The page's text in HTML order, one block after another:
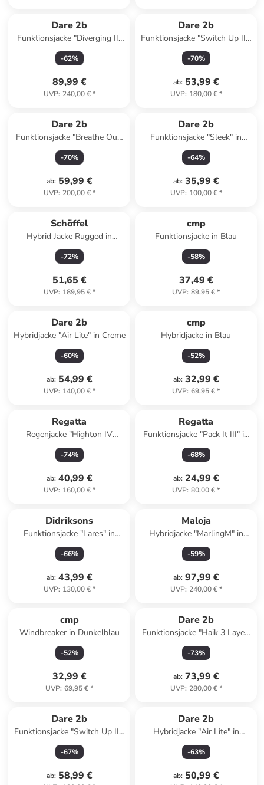
Dare 2b
Funktionsjacke "Diverging II"
in Dunkelblau/ Hellblau
-62%
89,99 €
UVP: 240,00 €*
Dare 2b
Funktionsjacke "Switch Up III"
in Dunkelblau
-70%
ab: 53,99 €
UVP: 180,00 €*
Dare 2b
Funktionsjacke "Breathe Out"
in Blaugrau
-70%
ab: 59,99 €
UVP: 200,00 €*
Dare 2b
Funktionsjacke "Sleek" in
Creme
-64%
ab: 35,99 €
UVP: 100,00 €*
Schöffel
Hybrid Jacke Rugged in
tuerkis
-72%
51,65 €
UVP: 189,95 €*
cmp
Funktionsjacke in Blau
-58%
37,49 €
UVP: 89,95 €*
Dare 2b
Hybridjacke "Air Lite" in Creme
-60%
ab: 54,99 €
UVP: 140,00 €*
cmp
Hybridjacke in Blau
-52%
ab: 32,99 €
UVP: 69,95 €*
Regatta
Regenjacke "Highton IV
Stretch" in Grau
-74%
ab: 40,99 €
UVP: 160,00 €*
Regatta
Funktionsjacke "Pack It III" in
Grün
-68%
ab: 24,99 €
UVP: 80,00 €*
Didriksons
Funktionsjacke "Lares" in
Schwarz
-66%
ab: 43,99 €
UVP: 130,00 €*
Maloja
Hybridjacke "MarlingM" in
Braun/ Schwarz/ Pink
-59%
ab: 97,99 €
UVP: 240,00 €*
cmp
Windbreaker in Dunkelblau
-52%
32,99 €
UVP: 69,95 €*
Dare 2b
Funktionsjacke "Haik 3 Layer"
in Dunkelblau
-73%
ab: 73,99 €
UVP: 280,00 €*
Dare 2b
Funktionsjacke "Switch Up III"
in Creme
-67%
ab: 58,99 €
Dare 2b
Hybridjacke "Air Lite" in
Creme/ Mint
-63%
ab: 50,99 €